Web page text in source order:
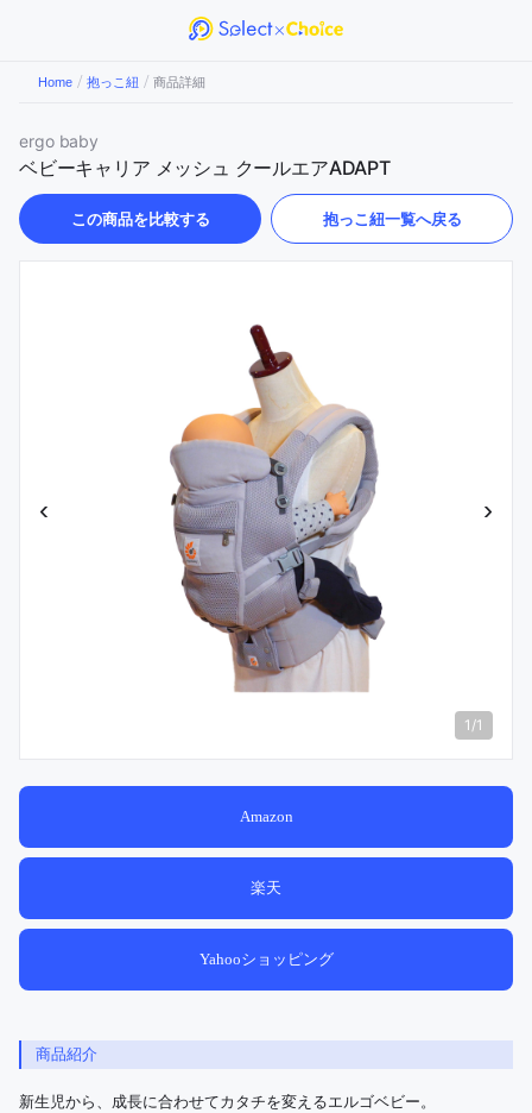
Home / 抱っこ紐 / 商品詳細
ergo baby
ベビーキャリア メッシュ クールエアADAPT
この商品を比較する 抱っこ紐一覧へ戻る
‹ ›
1 /1
Amazon
楽天
Yahooショッピング
商品紹介
新生児から、成長に合わせてカタチを変えるエルゴベビー。